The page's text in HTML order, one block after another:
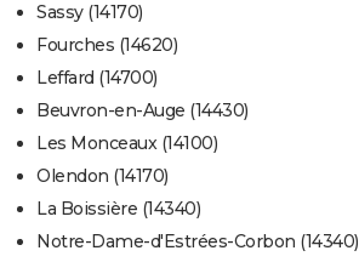
Sassy (14170)
Fourches (14620)
Leffard (14700)
Beuvron-en-Auge (14430)
Les Monceaux (14100)
Olendon (14170)
La Boissière (14340)
Notre-Dame-d'Estrées-Corbon (14340)